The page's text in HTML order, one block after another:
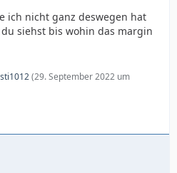
ich nicht ganz deswegen hat
siehst bis wohin das margin
(29. September 2022 um